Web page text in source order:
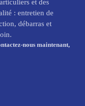
et des
: entretien de
débarras et
nous maintenant,